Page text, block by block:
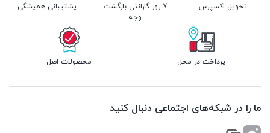
تحویل اکسپرس
7 روز گارانتی بازگشت
وجه
پشتیبانی همیشگی
پرداخت در محل محصولات اصل
ما را در شبکه‌های اجتماعی دنبال کنید